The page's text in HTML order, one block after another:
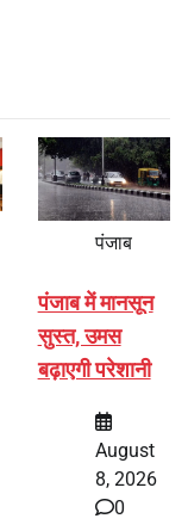
पंजाब
पंजाब में मानसून
सुस्त, उमस
बढ़ाएगी परेशानी
August
8, 2026
0